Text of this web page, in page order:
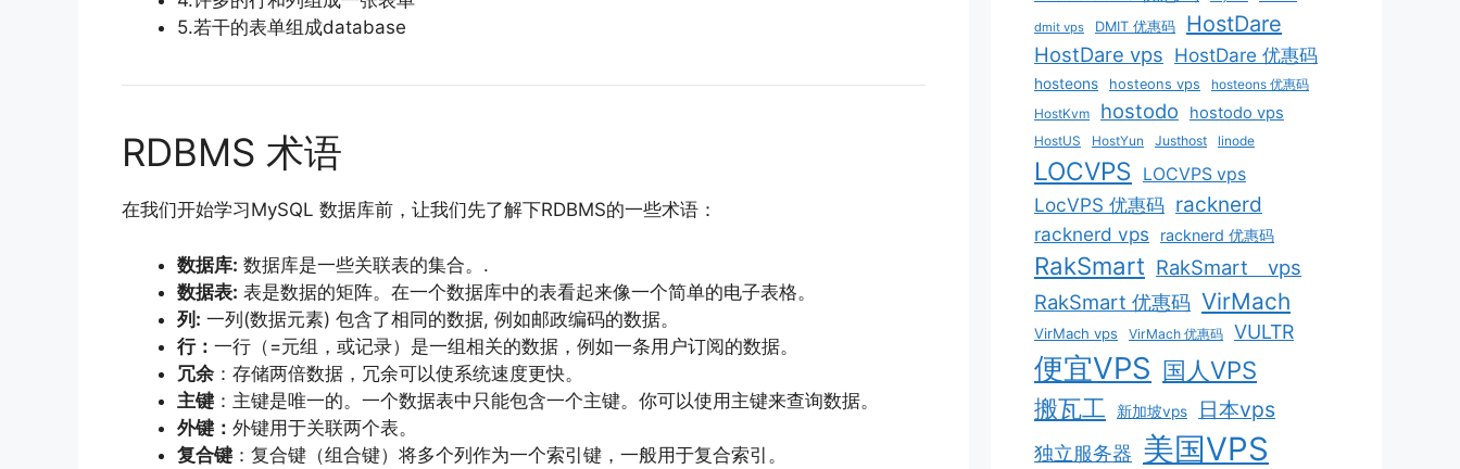
5.若干的表单组成database
RDBMS 术语
在我们开始学习MySQL 数据库前，让我们先了解下RDBMS的一些术语：
数据库: 数据库是一些关联表的集合。.
数据表: 表是数据的矩阵。在一个数据库中的表看起来像一个简单的电子表格。
列: 一列(数据元素) 包含了相同的数据, 例如邮政编码的数据。
行： 一行（=元组，或记录）是一组相关的数据，例如一条用户订阅的数据。
冗余：存储两倍数据，冗余可以使系统速度更快。
主键 ：主键是唯一的。一个数据表中只能包含一个主键。你可以使用主键来查询数据。
外键： 外键用于关联两个表。
复合键 ：复合键（组合键）将多个列作为一个索引键，一般用于复合索引。
dmit vps DMIT 优惠码 HostDare
HostDare vps HostDare 优惠码
hosteons hosteons vps
hosteons 优惠码
HostKvm
hostodo hostodo vps
HostUS HostYun Justhost linode
LOCVPS LOCVPS vps
LocVPS 优惠码 racknerd
racknerd vps racknerd 优惠码
RakSmart RakSmart vps
RakSmart 优惠码 VirMach
VirMach vps VirMach 优惠码 VULTR
便宜VPS 国人VPS
搬瓦工
新加坡vps 日本vps
独立服务器 美国VPS